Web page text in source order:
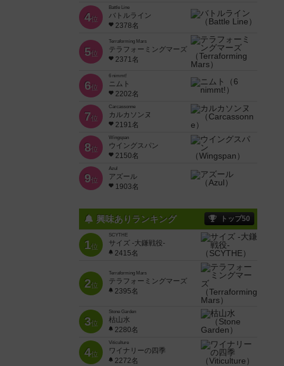
4位
Battle Line
バトルライン
2378名
5位
Terraforming Mars
テラフォーミングマーズ
2371名
6位
6 nimmt!
ニムト
2202名
7位
Carcassonne
カルカソンヌ
2191名
8位
Wingspan
ウイングスパン
2150名
9位
Azul
アズール
1903名
興味ありランキング トップ50
1位
SCYTHE
サイズ -大鎌戦役-
2415名
2位
Terraforming Mars
テラフォーミングマーズ
2395名
3位
Stone Garden
枯山水
2280名
4位
Viticulture
ワイナリーの四季
2272名